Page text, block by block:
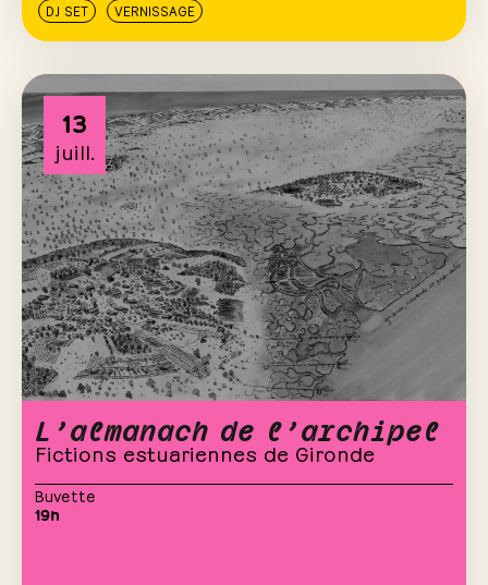
DJ SET VERNISSAGE
13
juill.
L’almanach de l’archipel
Fictions estuariennes de Gironde
Buvette
19h